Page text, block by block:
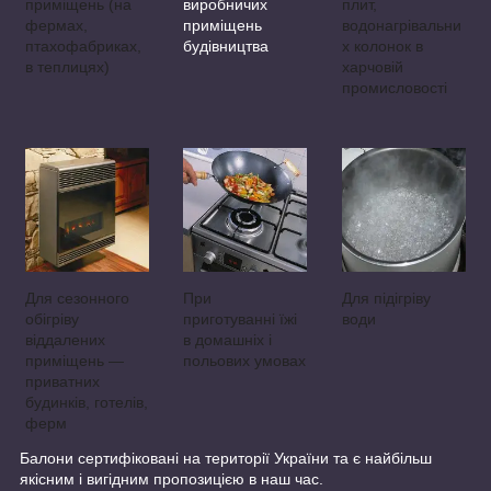
приміщень (на
фермах,
птахофабриках,
в теплицях)
виробничих
приміщень
будівництва
плит,
водонагрівальни
х колонок в
харчовій
промисловості
Для сезонного
обігріву
віддалених
приміщень —
приватних
будинків, готелів,
ферм
При
приготуванні їжі
в домашніх і
польових умовах
Для підігріву
води
Балони сертифіковані на території України та є найбільш
якісним і вигідним пропозицією в наш час.